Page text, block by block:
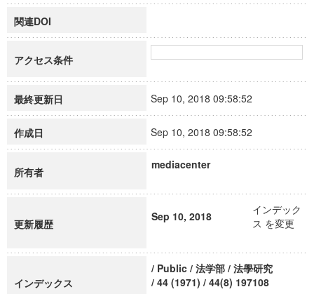
関連DOI
アクセス条件
最終更新日 Sep 10, 2018 09:58:52
作成日 Sep 10, 2018 09:58:52
所有者
mediacenter
更新履歴
Sep 10, 2018
インデック
ス を変更
インデックス
/ Public / 法学部 / 法學研究
/ 44 (1971) / 44(8) 197108